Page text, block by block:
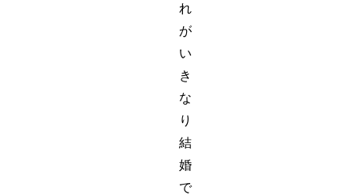
れ
が
い
き
な
り
結
婚
で